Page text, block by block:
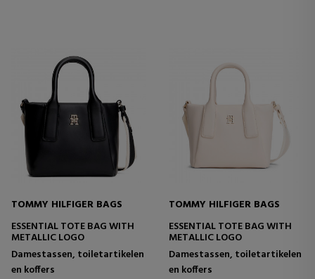
TOMMY HILFIGER BAGS
ESSENTIAL TOTE BAG WITH
METALLIC LOGO
Damestassen, toiletartikelen
en koffers
TOMMY HILFIGER BAGS
ESSENTIAL TOTE BAG WITH
METALLIC LOGO
Damestassen, toiletartikelen
en koffers